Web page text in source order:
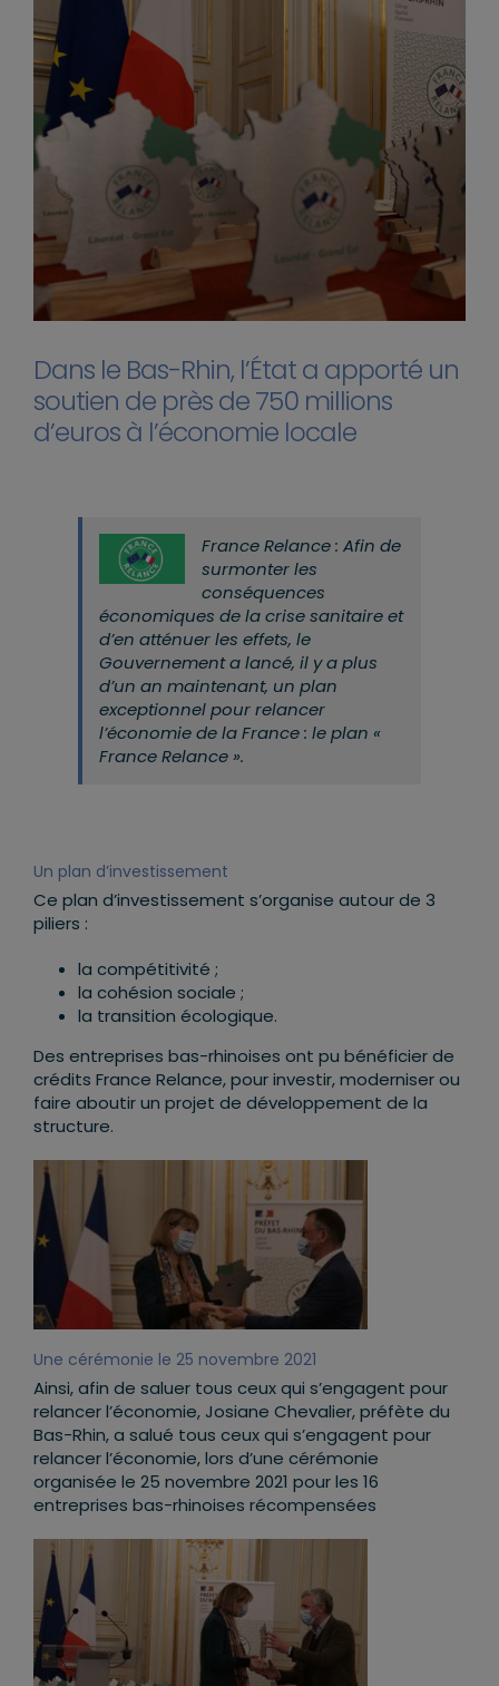
Dans le Bas-Rhin, l’État a apporté un
soutien de près de 750 millions
d’euros à l’économie locale
France Relance : Afin de
surmonter les
conséquences
économiques de la crise sanitaire et
d’en atténuer les effets, le
Gouvernement a lancé, il y a plus
d’un an maintenant, un plan
exceptionnel pour relancer
l’économie de la France : le plan «
France Relance ».
Un plan d’investissement
Ce plan d’investissement s’organise autour de 3
piliers :
la compétitivité ;
la cohésion sociale ;
la transition écologique.
Des entreprises bas-rhinoises ont pu bénéficier de
crédits France Relance, pour investir, moderniser ou
faire aboutir un projet de développement de la
structure.
Une cérémonie le 25 novembre 2021
Ainsi, afin de saluer tous ceux qui s’engagent pour
relancer l’économie, Josiane Chevalier, préfète du
Bas-Rhin, a salué tous ceux qui s’engagent pour
relancer l’économie, lors d’une cérémonie
organisée le 25 novembre 2021 pour les 16
entreprises bas-rhinoises récompensées